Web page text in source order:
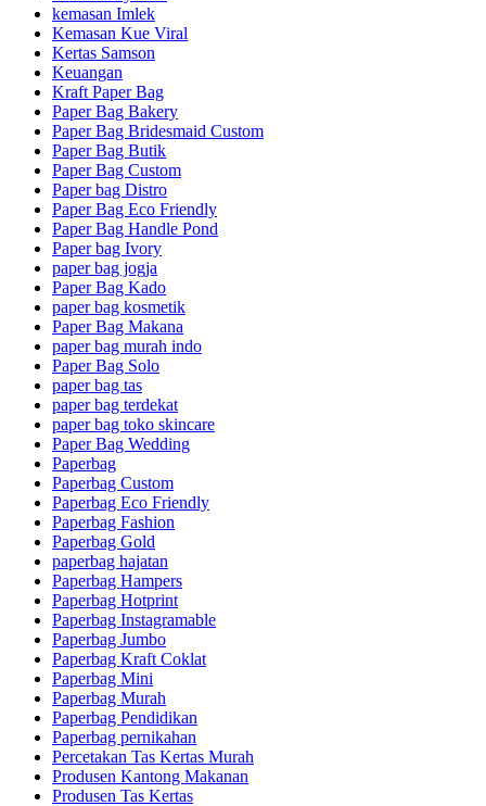
kemasan Imlek
Kemasan Kue Viral
Kertas Samson
Keuangan
Kraft Paper Bag
Paper Bag Bakery
Paper Bag Bridesmaid Custom
Paper Bag Butik
Paper Bag Custom
Paper bag Distro
Paper Bag Eco Friendly
Paper Bag Handle Pond
Paper bag Ivory
paper bag jogja
Paper Bag Kado
paper bag kosmetik
Paper Bag Makana
paper bag murah indo
Paper Bag Solo
paper bag tas
paper bag terdekat
paper bag toko skincare
Paper Bag Wedding
Paperbag
Paperbag Custom
Paperbag Eco Friendly
Paperbag Fashion
Paperbag Gold
paperbag hajatan
Paperbag Hampers
Paperbag Hotprint
Paperbag Instagramable
Paperbag Jumbo
Paperbag Kraft Coklat
Paperbag Mini
Paperbag Murah
Paperbag Pendidikan
Paperbag pernikahan
Percetakan Tas Kertas Murah
Produsen Kantong Makanan
Produsen Tas Kertas